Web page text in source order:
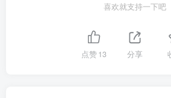
喜欢就支持一下吧
点赞13 分享